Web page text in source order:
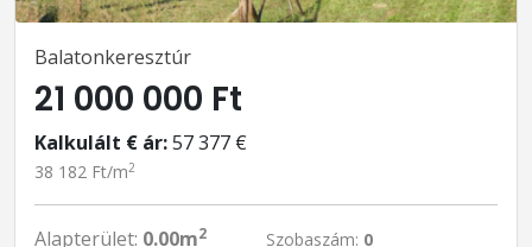
Balatonkeresztúr
21 000 000 Ft
Kalkulált € ár:57 377 €
38 182 Ft/m2
Alapterület: 0.00m2 Szobaszám: 0